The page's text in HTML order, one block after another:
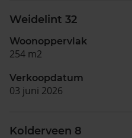
Weidelint 32
Woonoppervlak
254 m2
Verkoopdatum
03 juni 2026
Kolderveen 8